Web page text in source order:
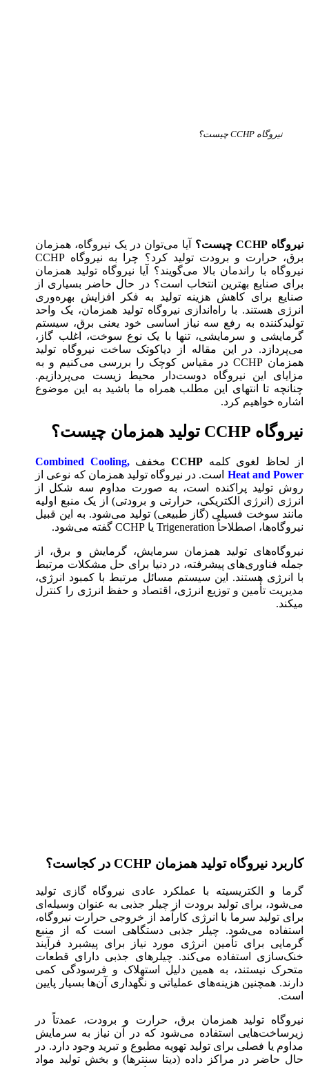
نیروگاه CCHP چیست؟
نیروگاه CCHP چیست؟
آیا می‌توان در یک نیروگاه، همزمان
برق، حرارت و برودت تولید کرد؟ چرا به نیروگاه CCHP
نیروگاه با راندمان بالا می‌گویند؟ آیا نیروگاه تولید همزمان
برای صنایع بهترین انتخاب است؟ در حال حاضر بسیاری از
صنایع برای کاهش هزینه تولید به فکر افزایش بهره‌وری
انرژی هستند. با راه‌اندازی نیروگاه تولید همزمان، یک واحد
تولید‌کننده به رفع سه نیاز اساسی خود یعنی برق، سیستم
گرمایشی و سرمایشی، تنها با یک نوع سوخت، اغلب گاز،
می‌پردازد. در این مقاله از دیاکوتک ساخت نیروگاه تولید
همزمان CCHP در مقیاس کوچک را بررسی می‌کنیم و به
مزایای این نیروگاه دوست‌دار محیط زیست می‌پردازیم.
چنانچه تا انتهای این مطلب همراه ما باشید به این موضوع
اشاره خواهیم کرد.
نیروگاه CCHP تولید همزمان چیست؟
از لحاظ لغوی کلمه CCHPمخففCombined Cooling,
Heat and Power است. در نیروگاه تولید همزمان که نوعی از
روش تولید پراکنده است، به صورت مداوم سه شکل از
انرژی (انرژی الکتریکی، حرارتی و برودتی) از یک منبع اولیه
مانند سوخت فسیلی (گاز طبیعی) تولید می‌شود. به این قبیل
نیروگاه‌ها، اصطلاحاً Trigeneration یا CCHP گفته می‌شود.
نیروگاه‌های تولید همزمان سرمایش، گرمایش و برق، از
جمله فناوری‌های پیشرفته، در دنیا برای حل مشکلات مرتبط
با انرژی هستند. این سیستم مسائل مرتبط با کمبود انرژی،
مدیریت تأمین و توزیع انرژی، اقتصاد و حفظ انرژی را کنترل
می­کند.
کاربرد نیروگاه تولید همزمان CCHP در کجاست؟
گرما و الکتریسیته با عملکرد عادی نیروگاه گازی تولید
می‌شود، برای تولید برودت از چیلر جذبی به عنوان وسیله‌ای
برای تولید سرما با انرژی کارآمد از خروجی حرارت نیروگاه،
استفاده می‌شود. چیلر جذبی دستگاهی است که از منبع
گرمایی برای تأمین انرژی مورد نیاز برای پیشبرد فرآیند
خنک‌سازی استفاده می‌کند. چیلر‌های جذبی دارای قطعات
متحرک نیستند، به همین دلیل استهلاک و فرسودگی کمی
دارند. همچنین هزینه‌های عملیاتی و نگهداری آن‌ها بسیار پایین
است.
نیروگاه تولید همزمان برق، حرارت و برودت، عمدتاً در
زیرساخت‌هایی استفاده می‌شود که در آن نیاز به سرمایش
مداوم یا فصلی برای تولید تهویه مطبوع و تبرید وجود دارد. در
حال حاضر در مراکز داده (دیتا سنترها) و بخش تولید مواد